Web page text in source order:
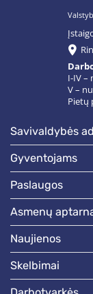
I-IV –
V –
Pietų
savivaldybės
gyventojams
paslaugos
asmenų
naujienos
skelbimai